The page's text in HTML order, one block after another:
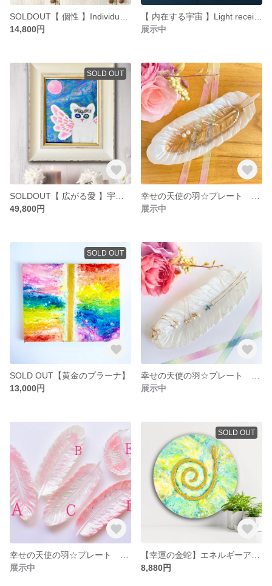
14,800円
展示中
SOLD OUT
49,800円
展示中
SOLD OUT
SOLD OUT【黄金のプラーナ】
13,000円
展示中
展示中
SOLD OUT
8,880円